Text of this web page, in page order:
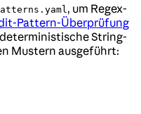
, um Regex-
Pattern-Überprüfung
String-
Mustern ausgeführt: